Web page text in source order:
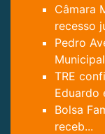
Câmara
recesso
Pedro
TRE
Eduardo
Bolsa
receb...